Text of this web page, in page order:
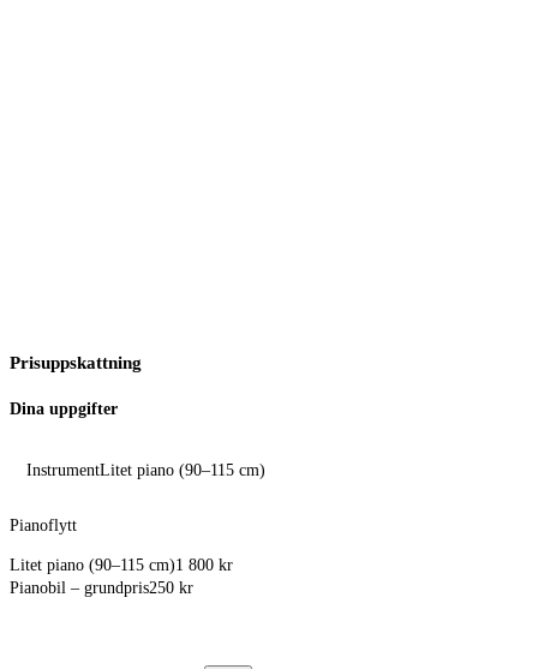
Prisuppskattning
Dina uppgifter
InstrumentLitet piano (90–115 cm)
Pianoflytt
Litet piano (90–115 cm)1 800 kr
Pianobil – grundpris250 kr